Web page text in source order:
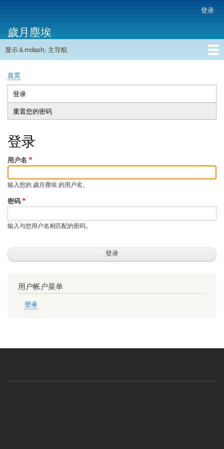
主
内
帐
户
菜
单
登录
歲月塵埃
主
航
显示＆mdash; 主导航
首页
面
包
屑
首页
主
标
登录
动
标
重置您的密码
登录
用户名
输入您的 歲月塵埃 的用户名。
密码
输入与您用户名相匹配的密码。
用户帐户菜单
登录